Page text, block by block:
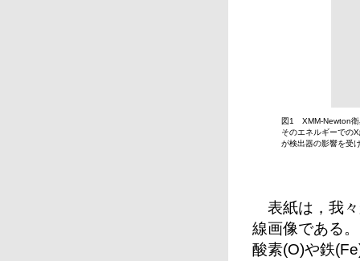
図1 XMM-Newton衛
そのエネルギーでの
が検出器の影響を受
表紙は，我々
線画像である
酸素(O)や鉄